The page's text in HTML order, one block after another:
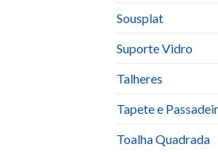
Sousplat
Suporte Vidro
Talheres
Tapete e
Toalha Quadrada